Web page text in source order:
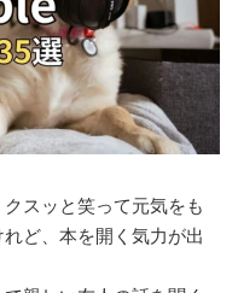
スッと笑って元気をも
ど、本を開く気力が出